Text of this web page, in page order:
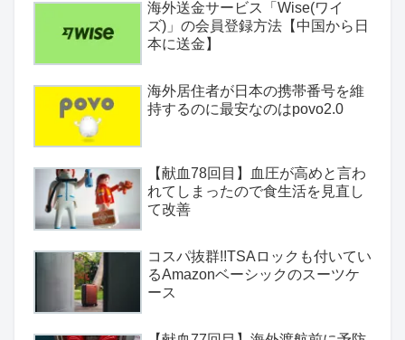
海外送金サービス「Wise(ワイ
ズ)」の会員登録方法【中国から日
本に送金】
海外居住者が日本の携帯番号を維
持するのに最安なのはpovo2.0
【献血78回目】血圧が高めと言わ
れてしまったので食生活を見直し
て改善
コスパ抜群!!TSAロックも付いてい
るAmazonベーシックのスーツケ
ース